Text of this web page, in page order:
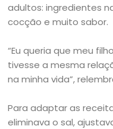
adultos: ingredientes
cocção e muito sabor.
“Eu queria que meu
tivesse a mesma
na minha vida”,
Para adaptar as
eliminava o sal,